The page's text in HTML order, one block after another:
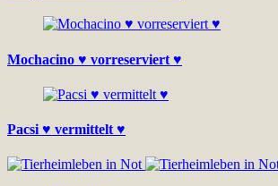
Mochacino ♥ vorreserviert ♥
Pacsi ♥ vermittelt ♥